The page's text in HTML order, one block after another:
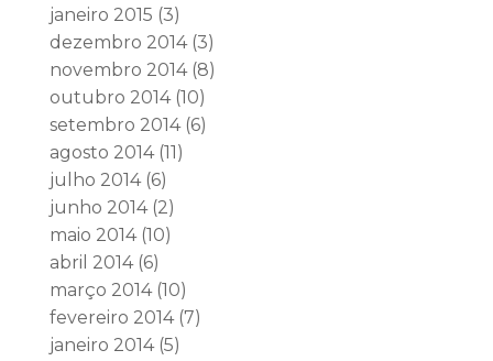
janeiro 2015 (3)
dezembro 2014(3)
novembro 2014(8)
outubro 2014(10)
setembro 2014(6)
agosto 2014(11)
julho 2014(6)
junho 2014(2)
maio 2014(10)
abril 2014(6)
março 2014(10)
fevereiro 2014(7)
janeiro 2014(5)